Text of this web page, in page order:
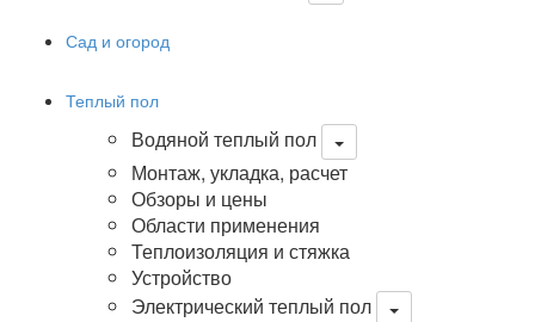
Сад и огород
Теплый пол
Водяной теплый пол
Монтаж, укладка, расчет
Обзоры и цены
Области применения
Теплоизоляция и стяжка
Устройство
Электрический теплый пол